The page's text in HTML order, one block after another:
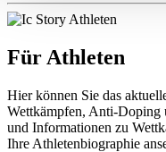
Für Athleten
Hier können Sie das
Wettkämpfen, Anti-Doping
und Informationen zu
Ihre Athletenbiographie